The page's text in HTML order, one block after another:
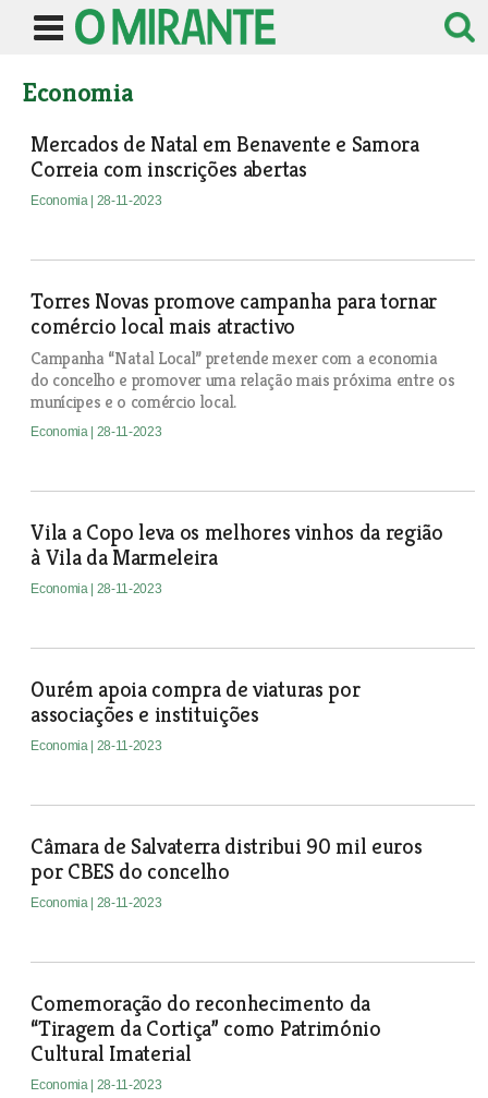
Economia
Mercados de Natal em Benavente e Samora
Correia com inscrições abertas
Economia | 28-11-2023
Torres Novas promove campanha para tornar
comércio local mais atractivo
Campanha “Natal Local” pretende mexer com a economia
do concelho e promover uma relação mais próxima entre os
munícipes e o comércio local.
Economia | 28-11-2023
Vila a Copo leva os melhores vinhos da região
à Vila da Marmeleira
Economia | 28-11-2023
Ourém apoia compra de viaturas por
associações e instituições
Economia | 28-11-2023
Câmara de Salvaterra distribui 90 mil euros
por CBES do concelho
Economia | 28-11-2023
Comemoração do reconhecimento da
“Tiragem da Cortiça” como Património
Cultural Imaterial
Economia | 28-11-2023